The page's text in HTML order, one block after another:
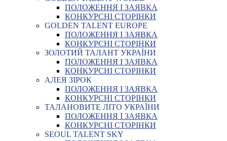
ПОЛОЖЕННЯ І ЗАЯВКА
КОНКУРСНІ СТОРІНКИ
GOLDEN TALENT EUROPE
ПОЛОЖЕННЯ І ЗАЯВКА
КОНКУРСНІ СТОРІНКИ
ЗОЛОТИЙ ТАЛАНТ УКРАЇНИ
ПОЛОЖЕННЯ І ЗАЯВКА
КОНКУРСНІ СТОРІНКИ
АЛЕЯ ЗІРОК
ПОЛОЖЕННЯ І ЗАЯВКА
КОНКУРСНІ СТОРІНКИ
ТАЛАНОВИТЕ ЛІТО УКРАЇНИ
ПОЛОЖЕННЯ І ЗАЯВКА
КОНКУРСНІ СТОРІНКИ
SEOUL TALENT SKY